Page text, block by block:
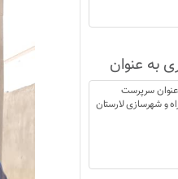
به عنوان
اداره
لارستان